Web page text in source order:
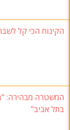
הקינוח הכי קל לשבת:
המשטרה מבהירה:
בתל אביב"